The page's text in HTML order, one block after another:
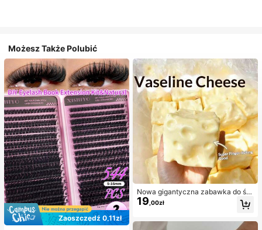
Możesz Także Polubić
Zaoszczędź 0,11zł
Nowa gigantyczna zabawka do ści
skania w kształcie sera z nadzienie
m, kwadratowa piłka serowa do ści
a, powolne odbijanie, obudowa z T
19,00zł